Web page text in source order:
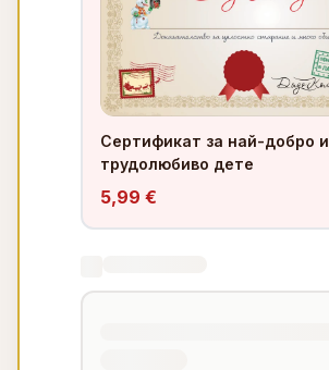
Сертификат за най-добро и
трудолюбиво дете
5,99 €